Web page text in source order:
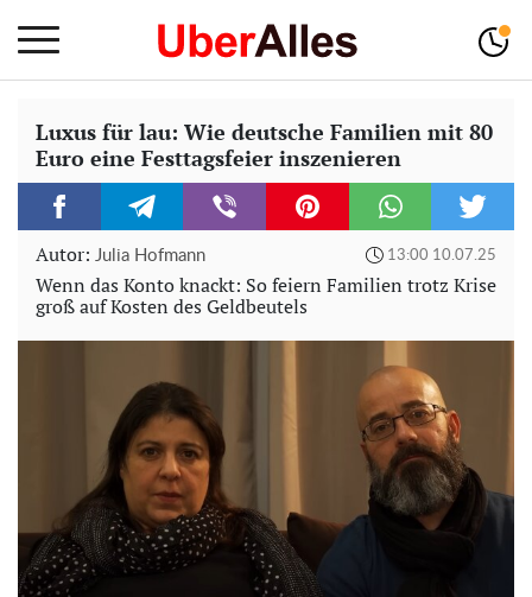
Luxus für lau: Wie deutsche Familien mit 80
Euro eine Festtagsfeier inszenieren
Autor: Julia Hofmann 13:00 10.07.25
Wenn das Konto knackt: So feiern Familien trotz Krise
groß auf Kosten des Geldbeutels